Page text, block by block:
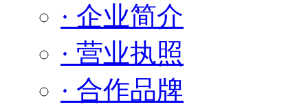
· 企业简介
· 营业执照
· 合作品牌